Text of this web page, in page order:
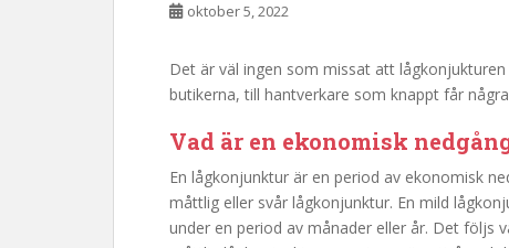
oktober 5, 2022
Det är väl ingen som missat att
butikerna, till hantverkare som knappt får
Vad är en ekonomisk
En lågkonjunktur är en period av ekonomisk
måttlig eller svår lågkonjunktur. En mild
under en period av månader eller år. Det följs